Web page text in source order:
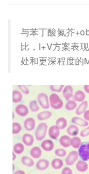
与苯丁酸氮芥
比，I+V方案表
处和更深程度的